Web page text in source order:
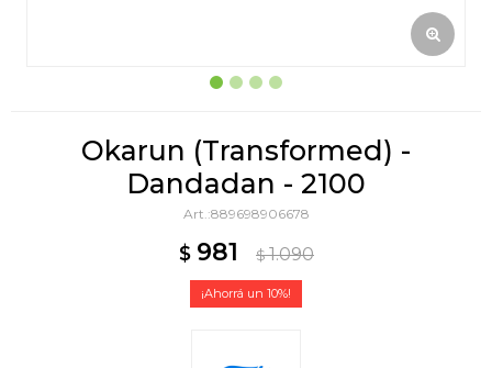
Okarun (Transformed) -
Dandadan - 2100
889698906678
$ 981 $ 1.090
10